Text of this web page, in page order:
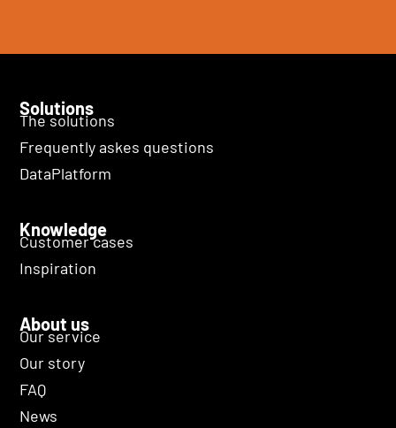
Solutions
The solutions
Frequently askes questions
DataPlatform
Knowledge
Customer cases
Inspiration
About us
Our service
Our story
FAQ
News